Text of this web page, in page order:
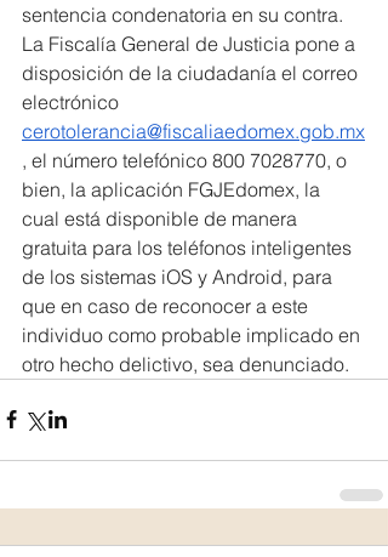
sentencia condenatoria en su contra.
La Fiscalía General de Justicia pone a
disposición de la ciudadanía el correo
electrónico
cerotolerancia@fiscaliaedomex.gob.mx
, el número telefónico 800 7028770, o
bien, la aplicación FGJEdomex, la
cual está disponible de manera
gratuita para los teléfonos inteligentes
de los sistemas iOS y Android, para
que en caso de reconocer a este
individuo como probable implicado en
otro hecho delictivo, sea denunciado.